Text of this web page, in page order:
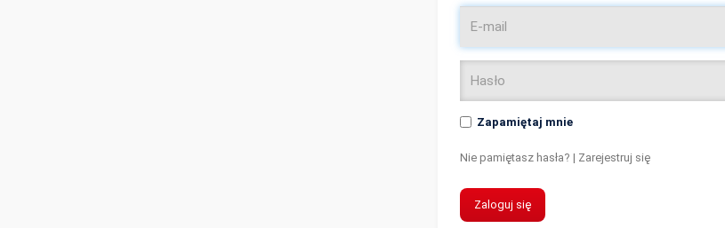
Zapamiętaj mnie
Nie pamiętasz hasła? | Zarejestruj się
Zaloguj się